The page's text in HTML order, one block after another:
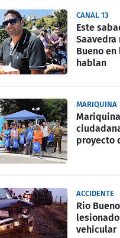
CANAL 13
Este
Saavedra
Bueno
hablan
MARIQUINA
proyecto
ACCIDENTE
Rio
vehicular